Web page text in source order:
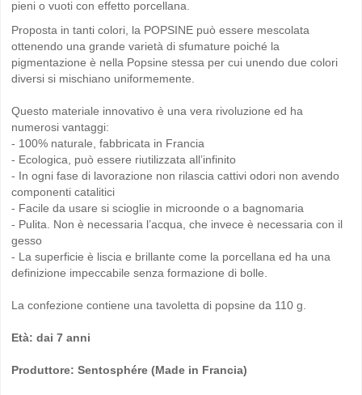
pieni o vuoti con effetto porcellana.
Proposta in tanti colori, la POPSINE può essere mescolata
ottenendo una grande varietà di sfumature poiché la
pigmentazione è nella Popsine stessa per cui unendo due colori
diversi si mischiano uniformemente.
Questo materiale innovativo è una vera rivoluzione ed ha
numerosi vantaggi:
- 100% naturale, fabbricata in Francia
- Ecologica, può essere riutilizzata all’infinito
- In ogni fase di lavorazione non rilascia cattivi odori non avendo
componenti catalitici
- Facile da usare si scioglie in microonde o a bagnomaria
- Pulita. Non è necessaria l’acqua, che invece è necessaria con il
gesso
- La superficie è liscia e brillante come la porcellana ed ha una
definizione impeccabile senza formazione di bolle.
La confezione contiene una tavoletta di popsine da 110 g.
Età: dai 7 anni
Produttore: Sentosphére (Made in Francia)